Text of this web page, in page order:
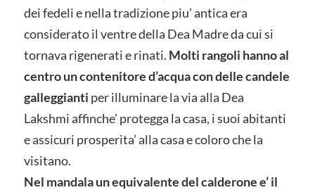
dei fedeli e nella tradizione piu’ antica era
considerato il ventre della Dea Madre da cui si
tornava rigenerati e rinati. Molti rangoli hanno al
centro un contenitore d’acqua con delle candele
galleggianti per illuminare la via alla Dea
Lakshmi affinche’ protegga la casa, i suoi abitanti
e assicuri prosperita’ alla casa e coloro che la
visitano.
Nel mandala un equivalente del calderone e’ il